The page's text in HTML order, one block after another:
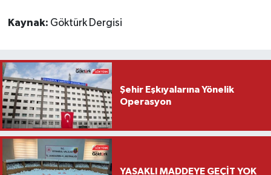
Kaynak: Göktürk Dergisi
Şehir Eşkıyalarına Yönelik
Operasyon
YASAKLI MADDEYE GEÇİT YOK